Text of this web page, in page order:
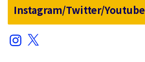
Instagram/Twitter/Youtube
Instagram
X